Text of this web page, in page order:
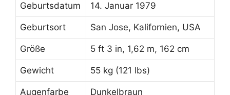
Geburtsdatum 14. Januar 1979
Geburtsort San Jose, Kalifornien, USA
Größe 5 ft 3 in, 1,62 m, 162 cm
Gewicht 55 kg (121 lbs)
Augenfarbe Dunkelbraun